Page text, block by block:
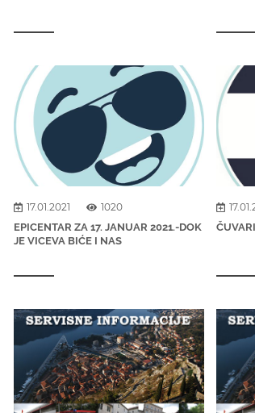
17.01.2021
1020
EPICENTAR ZA 17. JANUAR 2021.-DOK
JE VICEVA BIĆE I NAS